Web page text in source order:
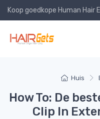
Huis
How To: De
Clip In